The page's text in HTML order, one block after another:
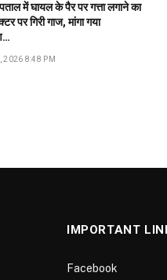
में घायल के पैर पर गत्ता लगाने का
पर गिरी गाज, मांगा गया
2026 8:48 PM
IMPORTANT
Facebook